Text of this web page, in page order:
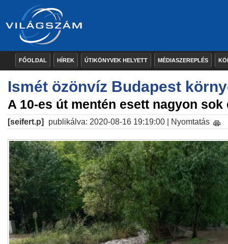
FŐOLDAL HÍREK ÚTIKÖNYVEK HELYETT MÉDIASZEREPLÉS
Ismét özönvíz Budapest
A 10-es út mentén esett nagyon sok
[seifert.p] publikálva: 2020-08-16 19:19:00 | Nyomtatás